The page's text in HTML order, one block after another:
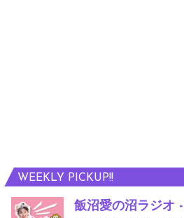
WEEKLY PICKUP!!
飯沼愛の沼ラジオ